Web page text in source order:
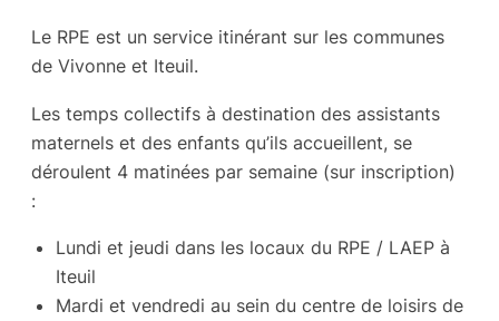
Le RPE est un service itinérant sur les communes
de Vivonne et Iteuil.
Les temps collectifs à destination des assistants
maternels et des enfants qu’ils accueillent, se
déroulent 4 matinées par semaine (sur inscription)
:
Lundi et jeudi dans les locaux du RPE / LAEP à
Iteuil
Mardi et vendredi au sein du centre de loisirs de